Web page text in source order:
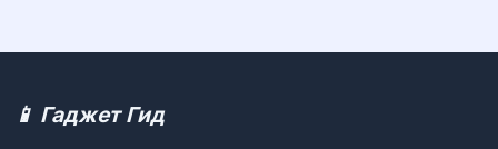
📱 Гаджет Гид